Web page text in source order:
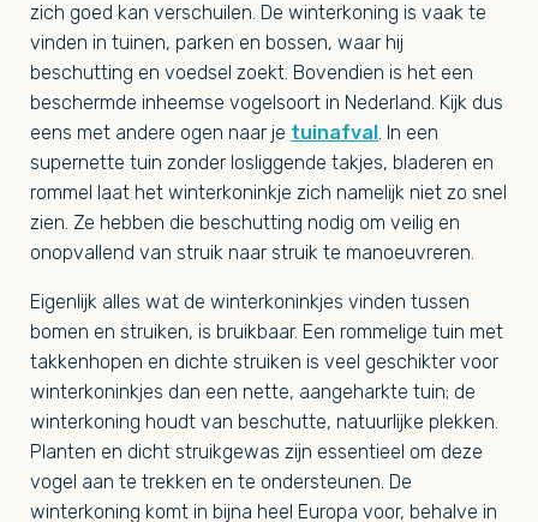
zich goed kan verschuilen. De winterkoning is vaak te
vinden in tuinen, parken en bossen, waar hij
beschutting en voedsel zoekt. Bovendien is het een
beschermde inheemse vogelsoort in Nederland. Kijk dus
eens met andere ogen naar je tuinafval . In een
supernette tuin zonder losliggende takjes, bladeren en
rommel laat het winterkoninkje zich namelijk niet zo snel
zien. Ze hebben die beschutting nodig om veilig en
onopvallend van struik naar struik te manoeuvreren.
Eigenlijk alles wat de winterkoninkjes vinden tussen
bomen en struiken, is bruikbaar. Een rommelige tuin met
takkenhopen en dichte struiken is veel geschikter voor
winterkoninkjes dan een nette, aangeharkte tuin; de
winterkoning houdt van beschutte, natuurlijke plekken.
Planten en dicht struikgewas zijn essentieel om deze
vogel aan te trekken en te ondersteunen. De
winterkoning komt in bijna heel Europa voor, behalve in